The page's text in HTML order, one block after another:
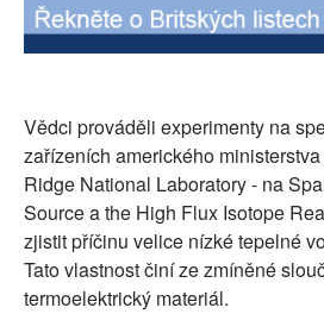
Vědci prováděli experimenty na
zařízeních amerického
Ridge National Laboratory - na
Source a the High Flux Isotope
zjistit příčinu velice nízké tepelné
Tato vlastnost činí ze zmíněné
termoelektrický materiál.